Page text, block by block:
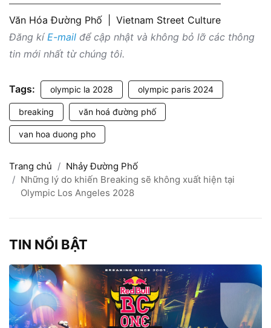
Văn Hóa Đường Phố
Vietnam Street Culture
Đăng kí E-mail để cập nhật và không bỏ lỡ các thông
tin mới nhất từ chúng tôi.
Tags: olympic la 2028 olympic paris 2024
breaking văn hoá đường phố
van hoa duong pho
Trang chủ
Nhảy Đường Phố
Những lý do khiến Breaking sẽ không xuất hiện tại
Olympic Los Angeles 2028
TIN NỔI BẬT